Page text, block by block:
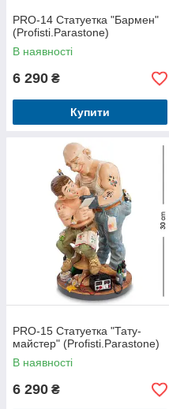
PRO-14 Статуетка "Бармен"
(Profisti.Parastone)
В наявності
6 290 ₴
Купити
PRO-15 Статуетка "Тату-
майстер" (Profisti.Parastone)
В наявності
6 290 ₴